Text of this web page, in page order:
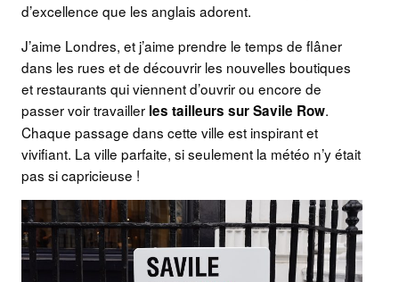
d’excellence que les anglais adorent.
J’aime Londres, et j’aime prendre le temps de flâner
dans les rues et de découvrir les nouvelles boutiques
et restaurants qui viennent d’ouvrir ou encore de
passer voir travailler les tailleurs sur Savile Row.
Chaque passage dans cette ville est inspirant et
vivifiant. La ville parfaite, si seulement la météo n’y était
pas si capricieuse !